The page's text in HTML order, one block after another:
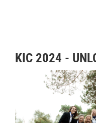
KIC 2024 -